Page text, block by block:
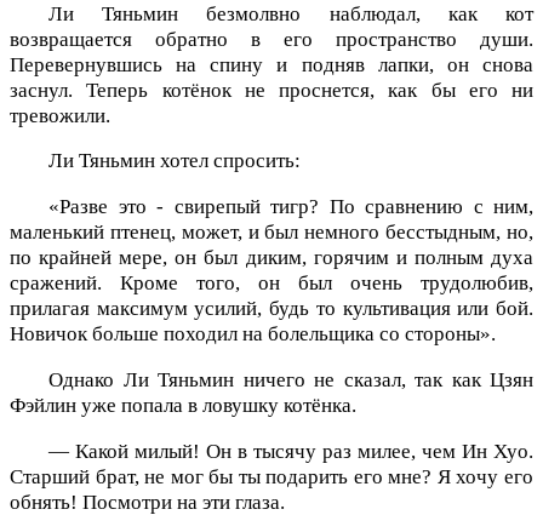
Ли Тяньмин безмолвно наблюдал, как кот
возвращается обратно в его пространство души.
Перевернувшись на спину и подняв лапки, он снова
заснул. Теперь котёнок не проснется, как бы его ни
тревожили.
Ли Тяньмин хотел спросить:
«Разве это - свирепый тигр? По сравнению с ним,
маленький птенец, может, и был немного бесстыдным, но,
по крайней мере, он был диким, горячим и полным духа
сражений. Кроме того, он был очень трудолюбив,
прилагая максимум усилий, будь то культивация или бой.
Новичок больше походил на болельщика со стороны».
Однако Ли Тяньмин ничего не сказал, так как Цзян
Фэйлин уже попала в ловушку котёнка.
— Какой милый! Он в тысячу раз милее, чем Ин Хуо.
Старший брат, не мог бы ты подарить его мне? Я хочу его
обнять! Посмотри на эти глаза.